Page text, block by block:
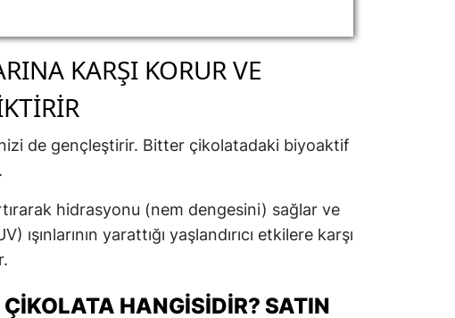
Zonguldak
Bayburt
Karaman
KARŞI KORUR VE
de gençleştirir. Bitter çikolatadaki biyoaktif
hidrasyonu (nem dengesini) sağlar ve
ışınlarının yarattığı yaşlandırıcı etkilere karşı
HANGISIDIR? SATIN